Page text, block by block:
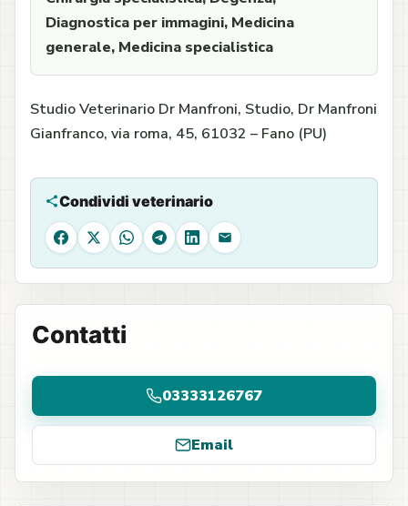
Diagnostica per immagini, Medicina
generale, Medicina specialistica
Studio Veterinario Dr Manfroni, Studio, Dr Manfroni
Gianfranco, via roma, 45, 61032 – Fano (PU)
Condividi veterinario
Facebook
X WhatsAppTelegram
LinkedIn
Email
Contatti
03333126767
Email